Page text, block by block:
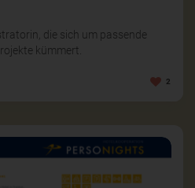
die sich um passende
kümmert.
2